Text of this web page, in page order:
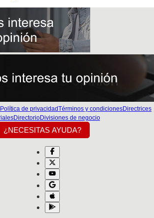
Política de privacidadTérminos y condicionesDirectrices
DirectorioDivisiones de negocio
¿NECESITAS AYUDA?